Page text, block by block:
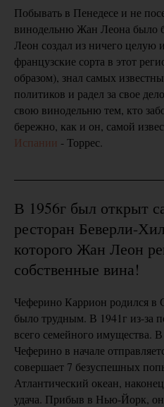
Побывать в Пенедесе и не
винодельню Жан Леона было
Леон создал из ничего
французские сорта в этот
образом), знал самых
политиков и радел за свое
свою винодельню тем, кто
бережно, как и он, самой
Испании - Торрес.
В 1956г был открыт
ресторан Беверли-
которого Жан Леон
собственные вина!
Чеферино Каррион родился в
было трудным. В 1941г из-за
всего семейного имущества.
Чеферино в начале
совершает 7 безуспешных
Атлантический океан,
удача. Прибыв в Нью-Йорк, он